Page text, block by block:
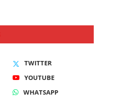
TWITTER
YOUTUBE
WHATSAPP